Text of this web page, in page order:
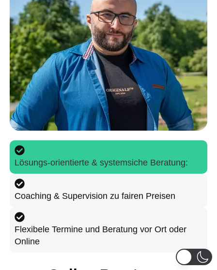
Lösungs-orientierte & systemsiche Beratung:
Coaching & Supervision zu fairen Preisen
Flexibele Termine und Beratung vor Ort oder
Online